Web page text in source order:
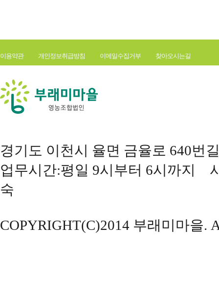
이용약관 개인정보취급방침 이메일수집거부 찾아오시는길
경기도 이천시 율면 금율로 640번
업무시간:평일 9시부터 6시까지
숙
COPYRIGHT(C)2014 부래미마을.